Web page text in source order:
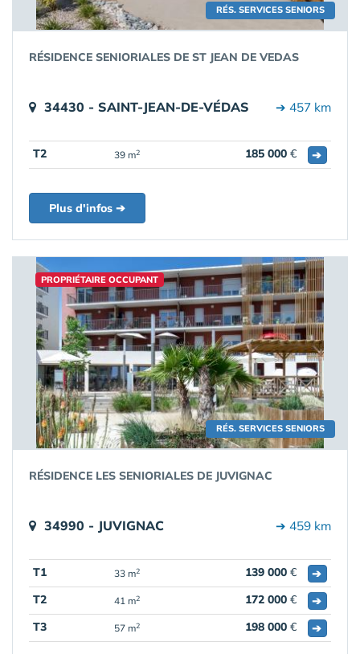
RÉS. SERVICES SENIORS
RÉSIDENCE SENIORIALES DE ST JEAN DE VEDAS
34430 - SAINT-JEAN-DE-VÉDAS ➔ 457 km
T2 39 m2 185 000 € ➔
Plus d'infos ➔
RÉS. SERVICES SENIORS
PROPRIÉTAIRE OCCUPANT
RÉSIDENCE LES SENIORIALES DE JUVIGNAC
34990 - JUVIGNAC ➔ 459 km
T1 33 m2 139 000 €
➔
T2
41 m2 172 000 €
➔
T3
57 m2 198 000 € ➔